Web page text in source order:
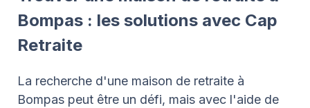
Bompas : les solutions avec Cap
Retraite
La recherche d'une maison de retraite à
Bompas peut être un défi, mais avec l'aide de